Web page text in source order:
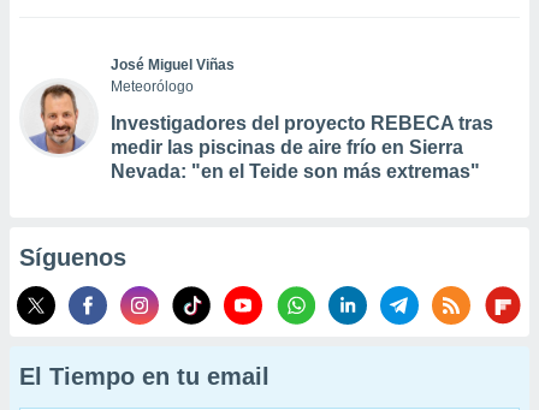
José Miguel Viñas
Meteorólogo
Investigadores del proyecto REBECA tras
medir las piscinas de aire frío en Sierra
Nevada: "en el Teide son más extremas"
Síguenos
El Tiempo en tu email